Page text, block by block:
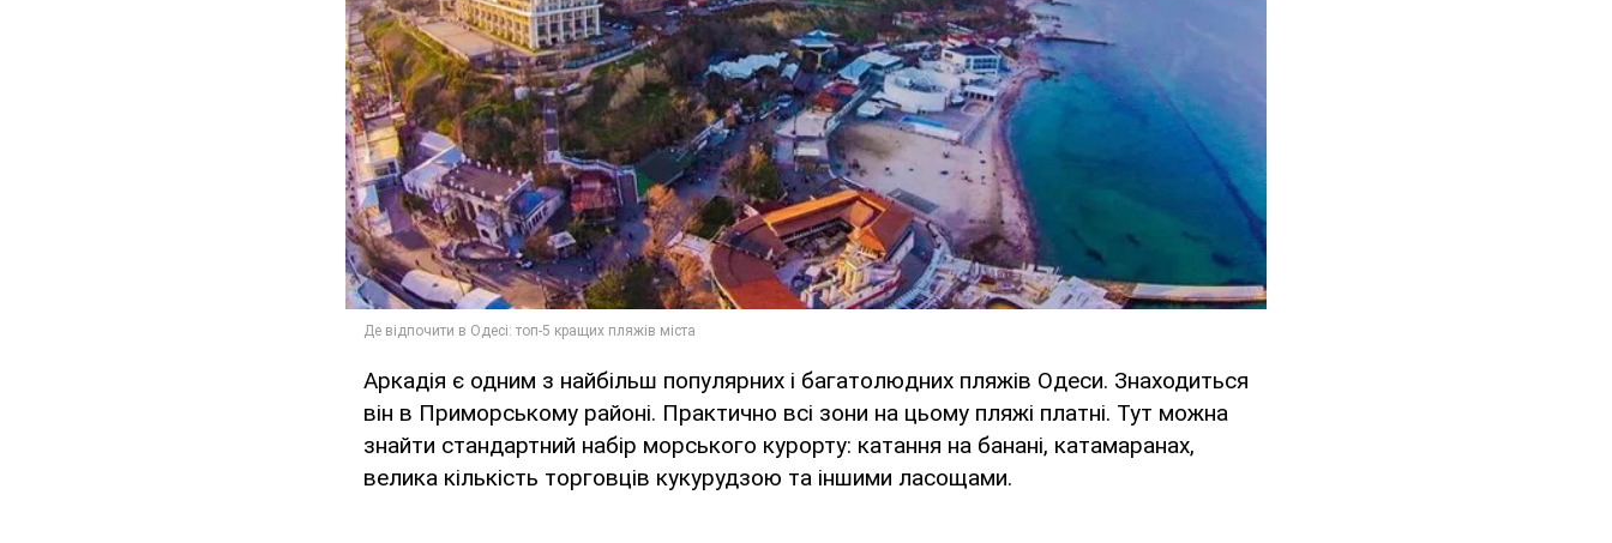
Аркадія є одним з найбільш популярних і багатолюдних пляжів Одеси. Знаходиться
він в Приморському районі. Практично всі зони на цьому пляжі платні. Тут можна
знайти стандартний набір морського курорту: катання на банані, катамаранах,
велика кількість торговців кукурудзою та іншими ласощами.